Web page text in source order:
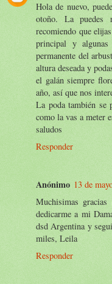
Hola de nuevo,
otoño. La puedes
recomiendo que
principal y
permanente del
altura deseada y
el galán siempre
año, así que nos
La poda también se
como la vas a meter
saludos
Responder
Anónimo 13 de
Muchisimas
dedicarme a mi
dsd Argentina y
miles, Leila
Responder